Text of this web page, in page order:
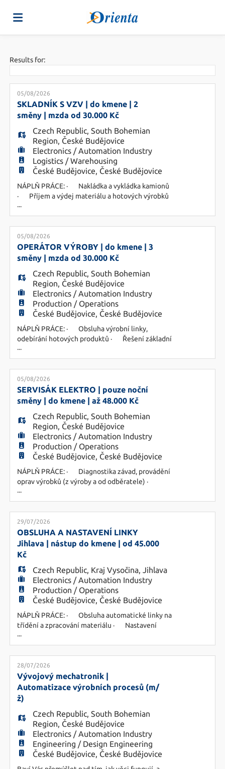
Job
list
Upload
your
CV
Login
Language
EN
FR
IT
DE
PL
CS
HU
Results for:
05/08/2026
SKLADNÍK S VZV | do kmene | 2
směny | mzda od 30.000 Kč
Czech Republic, South Bohemian
Region, České Budějovice
Electronics / Automation Industry
Logistics / Warehousing
České Budějovice, České Budějovice
NÁPLŇ PRÁCE: · Nakládka a vykládka kamionů
· Příjem a výdej materiálu a hotových výrobků
· Zaskladňování a vyskladňování zboží
s dodržováním skladových standardů ·
Zásobování výroby potřebným materiálem ·
Práce s VZV, čtečkou a skladovým systémem ·
Práce v ranní a odpolední směně POŽADUJEME:
· Vz
...
05/08/2026
OPERÁTOR VÝROBY | do kmene | 3
směny | mzda od 30.000 Kč
Czech Republic, South Bohemian
Region, České Budějovice
Electronics / Automation Industry
Production / Operations
České Budějovice, České Budějovice
NÁPLŇ PRÁCE: · Obsluha výrobní linky,
odebírání hotových produktů · Řešení základní
údržby · Testování výrobků · Práce dle
zjednodušené technické dokumentace · 3
směnný provoz 8h směny POŽADUJEME: ·
Vzdělání technického směru NEBO předchozí
praxi ve výrobě – obsluha strojů · Manuální
zručnost a t
...
05/08/2026
SERVISÁK ELEKTRO | pouze noční
směny | do kmene | až 48.000 Kč
Czech Republic, South Bohemian
Region, České Budějovice
Electronics / Automation Industry
Production / Operations
České Budějovice, České Budějovice
NÁPLŇ PRÁCE: · Diagnostika závad, provádění
oprav výrobků (z výroby a od odběratele) ·
Řešení reklamovaných produktů se zákazníky ·
Spolupráce s oddělením technologie a kvality ·
Práce dle technické dokumentace · Noční
směna 22-06h · Zaučení v denní směně
POŽADAVKY: · Vzdělání SOU/SŠ v oboru elek
...
29/07/2026
OBSLUHA A NASTAVENÍ LINKY
Jihlava | nástup do kmene | od 45.000
Kč
Czech Republic, Kraj Vysočina, Jihlava
Electronics / Automation Industry
Production / Operations
České Budějovice, České Budějovice
NÁPLŇ PRÁCE: · Obsluha automatické linky na
třídění a zpracování materiálu · Nastavení
parametrů na displeji, seřízení stroje · Údržba a
čištění · 3 směnný provoz 8h směny nebo
nepřetržitý provoz 12h směny (krátký/dlouhý
týden) POŽADAVKY: · Předchozí praxe na
obdobné pozici (ovládání, nastavování, seřizování
s
...
28/07/2026
Vývojový mechatronik |
Automatizace výrobních procesů (m/
ž)
Czech Republic, South Bohemian
Region, České Budějovice
Electronics / Automation Industry
Engineering / Design Engineering
České Budějovice, České Budějovice